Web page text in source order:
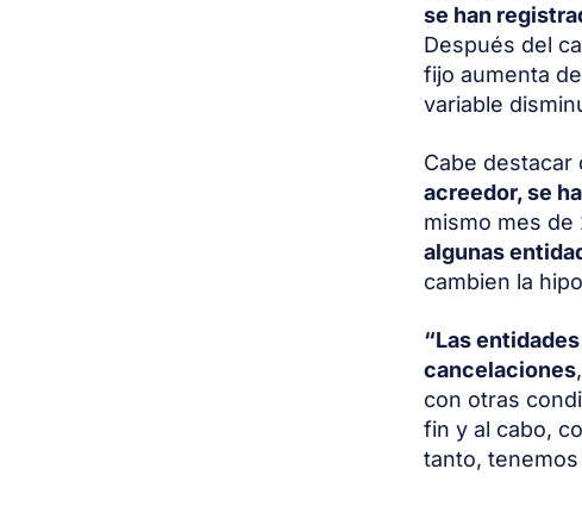
se han
Después del
fijo aumenta
variable
Cabe destacar
acreedor, se
mismo mes de
algunas
cambien la
“Las
cancelaciones
con otras
fin y al cabo,
tanto,